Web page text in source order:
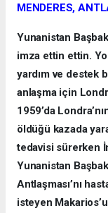
MENDERES,
Yunanistan
imza ettin ettin.
yardım ve destek
anlaşma için
1959’da
öldüğü kazada
tedavisi sürerken
Yunanistan
Antlaşması’nı
isteyen